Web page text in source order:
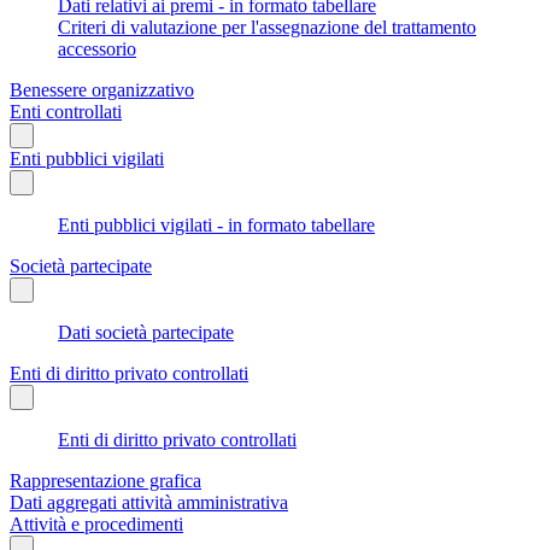
Dati relativi ai premi - in formato tabellare
Criteri di valutazione per l'assegnazione del trattamento
accessorio
Benessere organizzativo
Enti controllati
Enti pubblici vigilati
Enti pubblici vigilati - in formato tabellare
Società partecipate
Dati società partecipate
Enti di diritto privato controllati
Enti di diritto privato controllati
Rappresentazione grafica
Dati aggregati attività amministrativa
Attività e procedimenti